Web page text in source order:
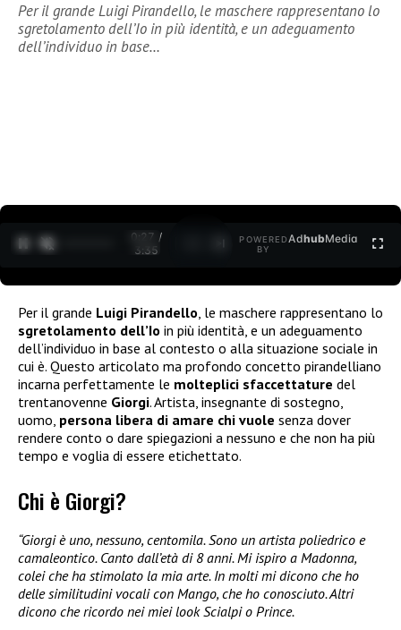
Per il grande Luigi Pirandello, le maschere rappresentano lo
sgretolamento dell’Io in più identità, e un adeguamento
dell’individuo in base…
0:28 /
3:35
POWERED
BY
AdhubMedia
Per il grande Luigi Pirandello , le maschere rappresentano lo
sgretolamento dell’Io in più identità, e un adeguamento
dell’individuo in base al contesto o alla situazione sociale in
cui è. Questo articolato ma profondo concetto pirandelliano
incarna perfettamente le molteplici sfaccettature del
trentanovenne Giorgi. Artista, insegnante di sostegno,
uomo, persona libera di amare chi vuole senza dover
rendere conto o dare spiegazioni a nessuno e che non ha più
tempo e voglia di essere etichettato.
Chi è Giorgi?
“Giorgi è uno, nessuno, centomila. Sono un artista poliedrico e
camaleontico. Canto dall’età di 8 anni. Mi ispiro a Madonna,
colei che ha stimolato la mia arte. In molti mi dicono che ho
delle similitudini vocali con Mango, che ho conosciuto. Altri
dicono che ricordo nei miei look Scialpi o Prince.